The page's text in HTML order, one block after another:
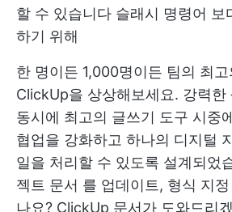
할 수 있습니다 슬래시 명령어 보
하기 위해
한 명이든 1,000명이든 팀의 최고
ClickUp을 상상해보세요. 강력한
동시에 최고의 글쓰기 도구 시중
협업을 강화하고 하나의 디지털
일을 처리할 수 있도록 설계되었
젝트 문서 를 업데이트, 형식 지
나요? ClickUp 문서가 도와드리